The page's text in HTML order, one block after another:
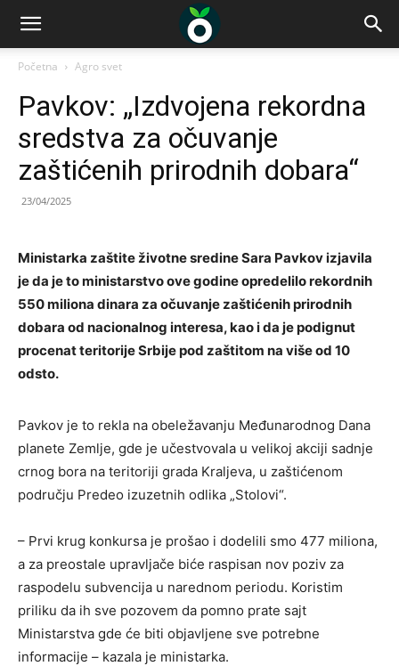
Početna Agro svet
Pavkov: „Izdvojena rekordna
sredstva za očuvanje
zaštićenih prirodnih dobara“
23/04/2025
Ministarka zaštite životne sredine Sara Pavkov izjavila
je da je to ministarstvo ove godine opredelilo rekordnih
550 miliona dinara za očuvanje zaštićenih prirodnih
dobara od nacionalnog interesa, kao i da je podignut
procenat teritorije Srbije pod zaštitom na više od 10
odsto.
Pavkov je to rekla na obeležavanju Međunarodnog Dana
planete Zemlje, gde je učestvovala u velikoj akciji sadnje
crnog bora na teritoriji grada Kraljeva, u zaštićenom
području Predeo izuzetnih odlika „Stolovi“.
– Prvi krug konkursa je prošao i dodelili smo 477 miliona,
a za preostale upravljače biće raspisan nov poziv za
raspodelu subvencija u narednom periodu. Koristim
priliku da ih sve pozovem da pomno prate sajt
Ministarstva gde će biti objavljene sve potrebne
informacije – kazala je ministarka.